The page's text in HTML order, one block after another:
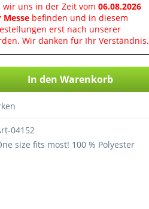
wir uns in der Zeit vom06.08.2026
Messe befinden und in diesem
erst nach unserer
Wir danken für Ihr Verständnis.
In den Warenkorb
04152
size fits most! 100 % Polyester